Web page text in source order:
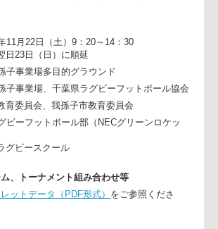
グビースピリッツを体感する場とする。
年11月22日（土）9：20～14：30
翌日23日（日）に順延
孫子事業場多目的グラウンド
孫子事業場、千葉県ラグビーフットボール協
グビーフットボール部（NECグリーンロケッ